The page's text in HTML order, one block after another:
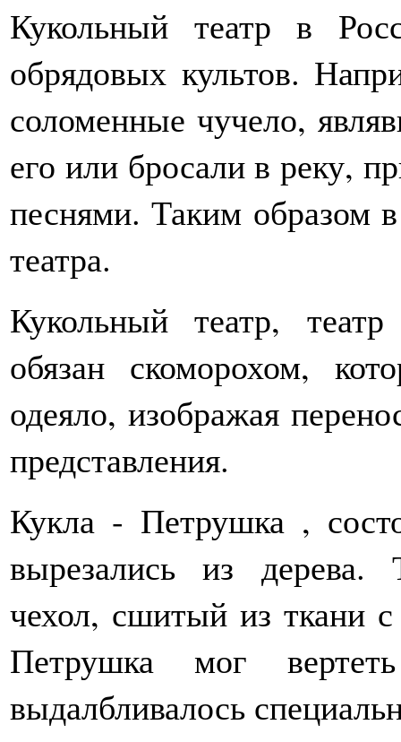
Кукольный театр в
обрядовых культов.
соломенные чучело,
его или бросали в реку,
песнями. Таким образом
театра.
Кукольный театр,
обязан скоморохом,
одеяло, изображая
представления.
Кукла - Петрушка ,
вырезались из дерева.
чехол, сшитый из ткани
Петрушка мог
выдалбливалось